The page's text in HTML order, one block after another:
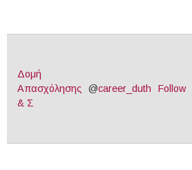
Δομή
Απασχόλησης
& Σ
@career_duth Follow